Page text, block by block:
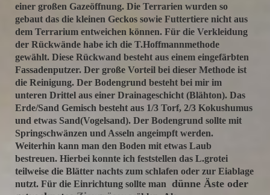
einer großen Gazeöffnung. Die Terrarien wurden so
gebaut das die kleinen Geckos sowie Futtertiere nicht aus
dem Terrarium entweichen können. Für die Verkleidung
der Rückwände habe ich die T.Hoffmannmethode
gewählt. Diese Rückwand besteht aus einem eingefärbten
Fassadenputzer. Der große Vorteil bei dieser Methode ist
die Reinigung. Der Bodengrund besteht bei mir im
unteren Drittel aus einer Drainageschicht (Blähton). Das
Erde/Sand Gemisch besteht aus 1/3 Torf, 2/3 Kokushumus
und etwas Sand(Vogelsand). Der Bodengrund sollte mit
Springschwänzen und Asseln angeimpft werden.
Weiterhin kann man den Boden mit etwas Laub
bestreuen. Hierbei konnte ich feststellen das L.grotei
teilweise die Blätter nachts zum schlafen oder zur Eiablage
nutzt. Für die Einrichtung sollte man dünne Äste oder